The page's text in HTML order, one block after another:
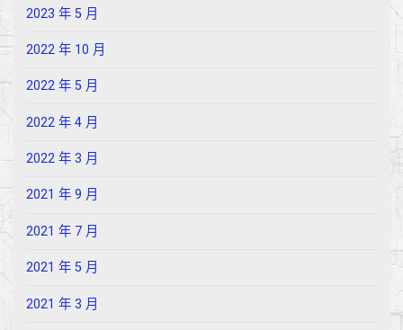
2023 年 5 月
2022 年 10 月
2022 年 5 月
2022 年 4 月
2022 年 3 月
2021 年 9 月
2021 年 7 月
2021 年 5 月
2021 年 3 月